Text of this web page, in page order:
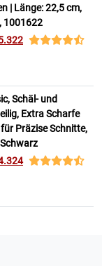
| Länge: 22,5 cm,
1001622
Schäl- und
Extra Scharfe
Präzise Schnitte,